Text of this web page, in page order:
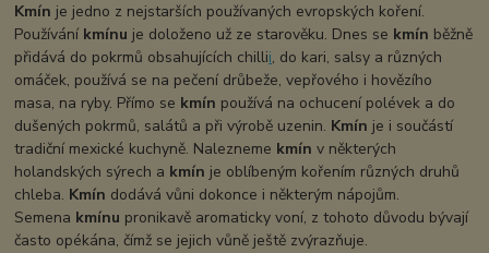
Kmín je jedno z nejstarších používaných evropských koření.
Používání kmínu je doloženo už ze starověku. Dnes se kmín běžně
přidává do pokrmů obsahujících chillii, do kari, salsy a různých
omáček, používá se na pečení drůbeže, vepřového i hovězího
masa, na ryby. Přímo se kmín používá na ochucení polévek a do
dušených pokrmů, salátů a při výrobě uzenin. Kmín je i součástí
tradiční mexické kuchyně. Nalezneme kmín v některých
holandských sýrech a kmín je oblíbeným kořením různých druhů
chleba. Kmín dodává vůni dokonce i některým nápojům.
Semena kmínu pronikavě aromaticky voní, z tohoto důvodu bývají
často opékána, čímž se jejich vůně ještě zvýrazňuje.